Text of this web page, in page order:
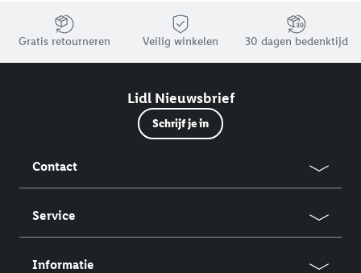
Jouw voordelen bij ons als Lidl webshop klant
Gratis retourneren Veilig winkelen 30 dagen bedenktijd
Lidl Nieuwsbrief
Schrijf je in
Contact
Service
Informatie